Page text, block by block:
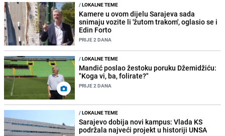
/LOKALNE TEME
Kamere u ovom dijelu Sarajeva sada
snimaju vozite li 'žutom trakom', oglasio se i
Edin Forto
PRIJE 2 DANA
/LOKALNE TEME
Mandić poslao žestoku poruku Džemidžiću:
"Koga vi, ba, folirate?"
PRIJE 2 DANA
/LOKALNE TEME
Sarajevo dobija novi kampus: Vlada KS
podržala najveći projekt u historiji UNSA